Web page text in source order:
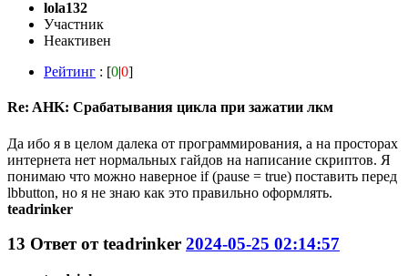
lola132
Участник
Неактивен
Рейтинг : [0|0]
Re: AHK: Срабатывания цикла при зажатии лкм
Да ибо я в целом далека от программирования, а на просторах
интернета нет нормальных гайдов на написание скриптов. Я
понимаю что можно наверное if (pause = true) поставить перед
lbbutton, но я не знаю как это правильно оформлять.
teadrinker
13 Ответ отteadrinker 2024-05-25 02:14:57